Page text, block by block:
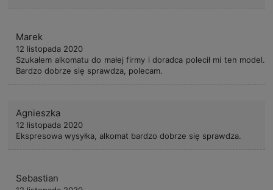
Marek
12 listopada 2020
Szukałem alkomatu do małej firmy i doradca polecił mi ten model.
Bardzo dobrze się sprawdza, polecam.
Agnieszka
12 listopada 2020
Ekspresowa wysyłka, alkomat bardzo dobrze się sprawdza.
Sebastian